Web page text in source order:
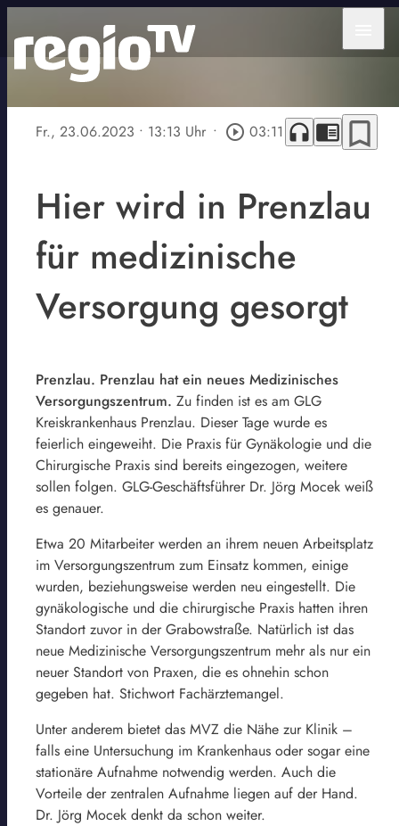
Fr., 23.06.2023 • 13:13 Uhr • play_circle_outline 03:11 headphones chrome_reader_mode bookmark_border
Hier wird in Prenzlau
für medizinische
Versorgung gesorgt
Prenzlau. Prenzlau hat ein neues Medizinisches
Versorgungszentrum. Zu finden ist es am GLG
Kreiskrankenhaus Prenzlau. Dieser Tage wurde es
feierlich eingeweiht. Die Praxis für Gynäkologie und die
Chirurgische Praxis sind bereits eingezogen, weitere
sollen folgen. GLG-Geschäftsführer Dr. Jörg Mocek weiß
es genauer.
Etwa 20 Mitarbeiter werden an ihrem neuen Arbeitsplatz
im Versorgungszentrum zum Einsatz kommen, einige
wurden, beziehungsweise werden neu eingestellt. Die
gynäkologische und die chirurgische Praxis hatten ihren
Standort zuvor in der Grabowstraße. Natürlich ist das
neue Medizinische Versorgungszentrum mehr als nur ein
neuer Standort von Praxen, die es ohnehin schon
gegeben hat. Stichwort Fachärztemangel.
Unter anderem bietet das MVZ die Nähe zur Klinik –
falls eine Untersuchung im Krankenhaus oder sogar eine
stationäre Aufnahme notwendig werden. Auch die
Vorteile der zentralen Aufnahme liegen auf der Hand.
Dr. Jörg Mocek denkt da schon weiter.